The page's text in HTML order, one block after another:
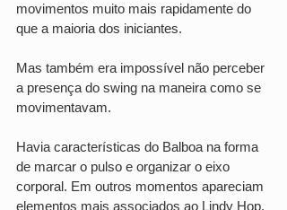
movimentos muito mais rapidamente do
que a maioria dos iniciantes.
Mas também era impossível não perceber
a presença do swing na maneira como se
movimentavam.
Havia características do Balboa na forma
de marcar o pulso e organizar o eixo
corporal. Em outros momentos apareciam
elementos mais associados ao Lindy Hop,